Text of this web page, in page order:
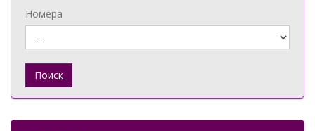
Номера
Поиск